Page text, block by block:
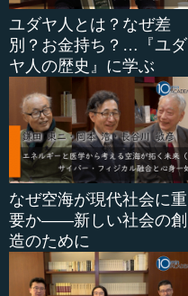
ユダヤ人とは？なぜ差
別？お金持ち？…『ユダ
ヤ人の歴史』に学ぶ
なぜ空海が現代社会に重
要か――新しい社会の創
造のために